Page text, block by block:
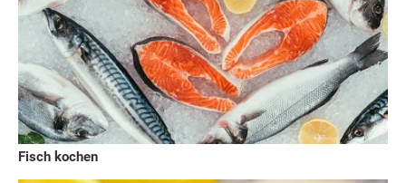
Fisch kochen